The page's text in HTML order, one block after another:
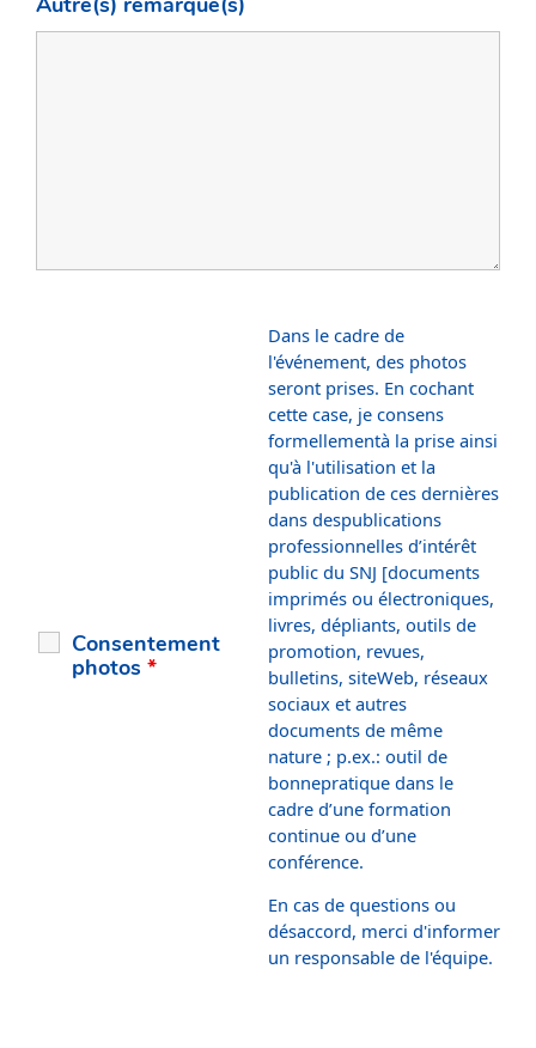
Consentement
photos *
Dans le cadre de
l'événement, des photos
seront prises. En cochant
cette case, je consens
formellementà la prise ainsi
qu'à l'utilisation et la
publication de ces dernières
dans despublications
professionnelles d’intérêt
public du SNJ [documents
imprimés ou électroniques,
livres, dépliants, outils de
promotion, revues,
bulletins, siteWeb, réseaux
sociaux et autres
documents de même
nature ; p.ex.: outil de
bonnepratique dans le
cadre d’une formation
continue ou d’une
conférence.
En cas de questions ou
désaccord, merci d'informer
un responsable de l'équipe.